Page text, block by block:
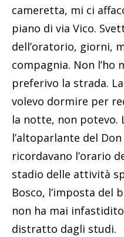
cameretta, mi ci
piano di via Vico.
dell’oratorio, giorni,
compagnia. Non l’ho
preferivo la strada.
volevo dormire per
la notte, non potevo.
l’altoparlante del
ricordavano l’orario
stadio delle attività
Bosco, l’imposta del
non ha mai
distratto dagli studi.